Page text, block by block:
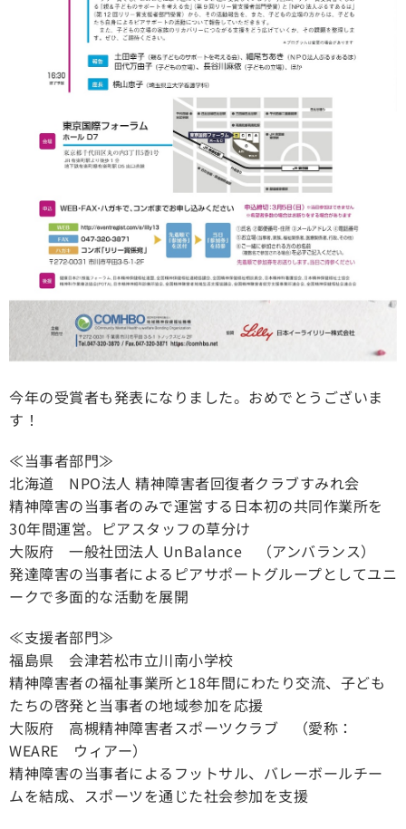
今年の受賞者も発表になりました。おめでとうございま
す！
≪当事者部門≫
北海道 NPO法人 精神障害者回復者クラブすみれ会
精神障害の当事者のみで運営する日本初の共同作業所を
30年間運営。ピアスタッフの草分け
大阪府 一般社団法人 UnBalance （アンバランス）
発達障害の当事者によるピアサポートグループとしてユニ
ークで多面的な活動を展開
≪支援者部門≫
福島県 会津若松市立川南小学校
精神障害者の福祉事業所と18年間にわたり交流、子ども
たちの啓発と当事者の地域参加を応援
大阪府 高槻精神障害者スポーツクラブ （愛称：
WEARE ウィアー）
精神障害の当事者によるフットサル、バレーボールチー
ムを結成、スポーツを通じた社会参加を支援